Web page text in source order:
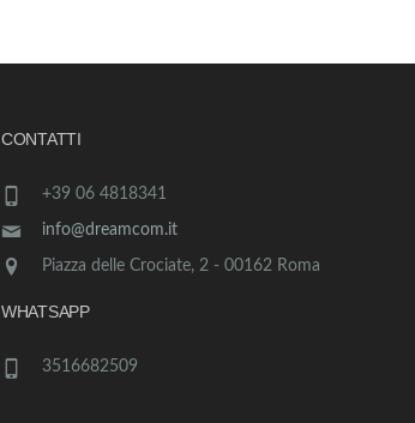
CONTATTI
+39 06 4818341
info@dreamcom.it
Piazza delle Crociate, 2 - 00162 Roma
WHATSAPP
3516682509